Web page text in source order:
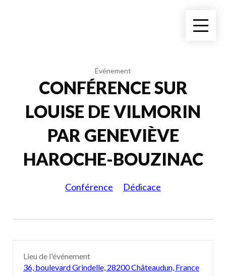
Événement
CONFÉRENCE SUR
LOUISE DE VILMORIN
PAR GENEVIÈVE
HAROCHE-BOUZINAC
Conférence Dédicace
Lieu de l'événement
36, boulevard Grindelle, 28200 Châteaudun, France